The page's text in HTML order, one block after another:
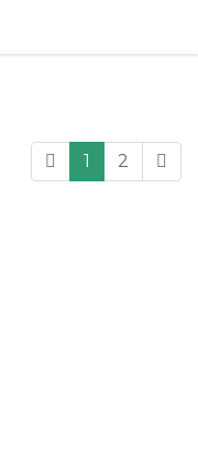
1 2